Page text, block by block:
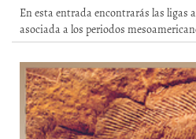
En esta entrada encontrarás las ligas
asociada a los periodos